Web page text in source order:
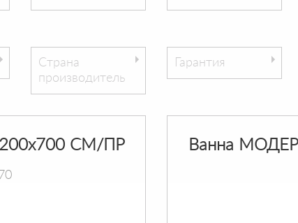
Страна
производитель
Гарантия
СМ/ПР Ванна